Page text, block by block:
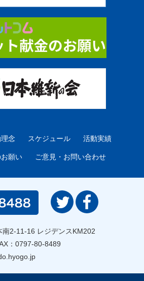
念 スケジュール 活動実績
願い ご意見・お問い合わせ
2-11-16 レジデンスKM202
：0797-80-8489